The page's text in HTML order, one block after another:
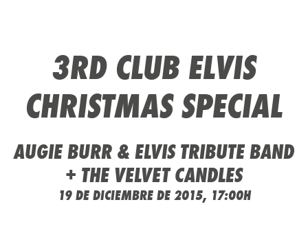
3RD CLUB ELVIS
CHRISTMAS SPECIAL
AUGIE BURR & ELVIS TRIBUTE BAND
+ THE VELVET CANDLES
19 DE DICIEMBRE DE 2015, 17:00H